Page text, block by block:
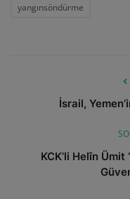
yangınsöndürme
İsrail,
KCK’li Helîn